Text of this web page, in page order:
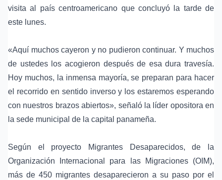
visita al país centroamericano que concluyó la tarde de
este lunes.
«Aquí muchos cayeron y no pudieron continuar. Y muchos
de ustedes los acogieron después de esa dura travesía.
Hoy muchos, la inmensa mayoría, se preparan para hacer
el recorrido en sentido inverso y los estaremos esperando
con nuestros brazos abiertos», señaló la líder opositora en
la sede municipal de la capital panameña.
Según el proyecto Migrantes Desaparecidos, de la
Organización Internacional para las Migraciones (OIM),
más de 450 migrantes desaparecieron a su paso por el